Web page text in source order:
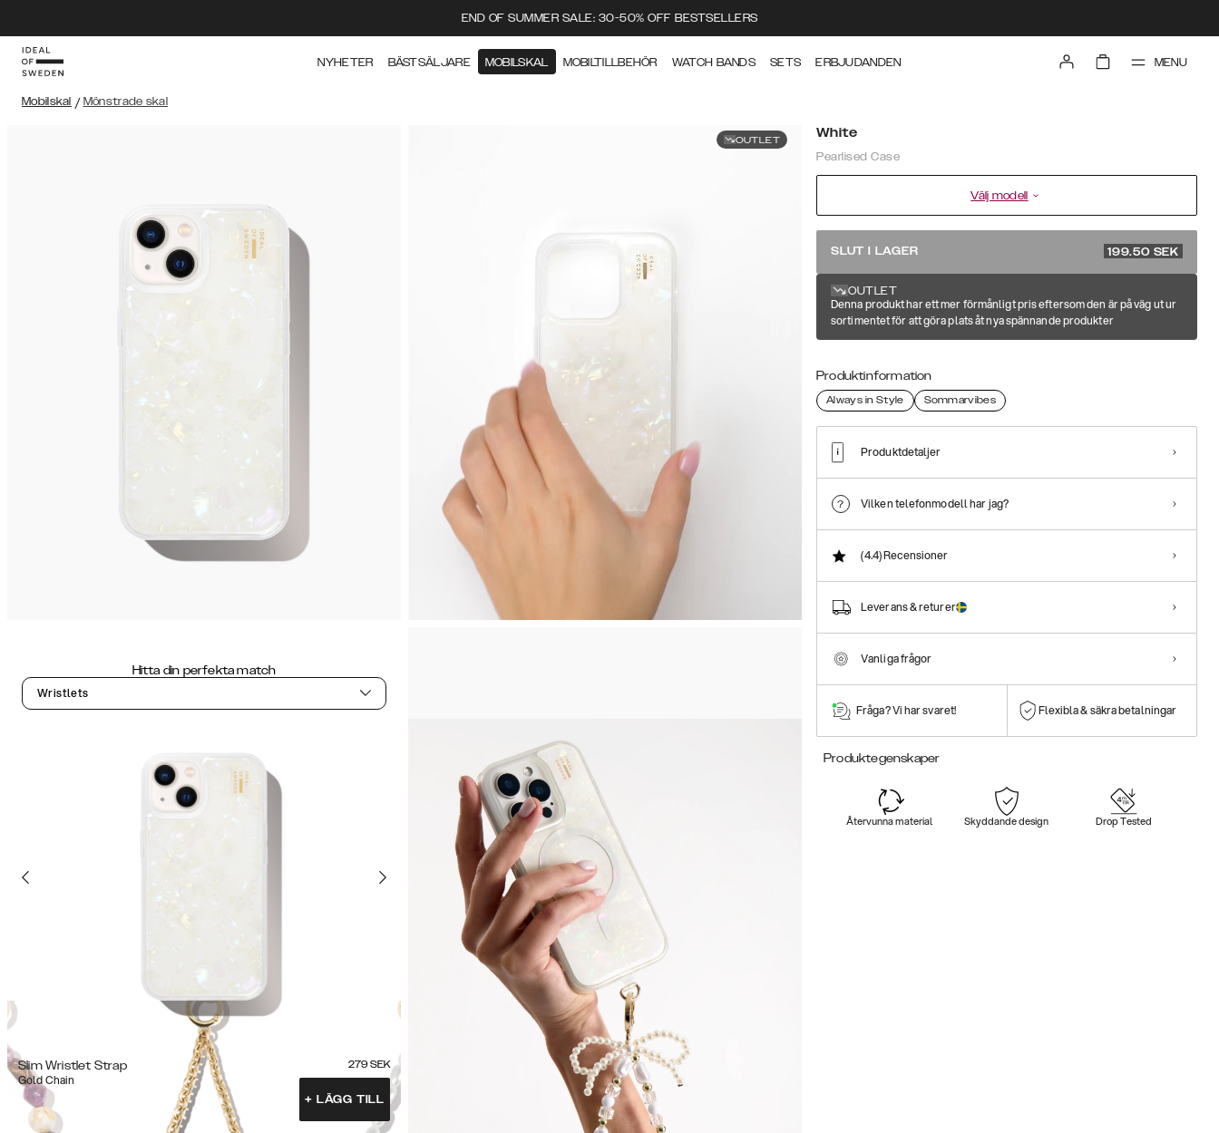
END OF SUMMER SALE: 30-50% OFF BESTSELLERS
NYHETER BÄSTSÄLJARE MOBILSKAL MOBILTILLBEHÖR WATCH BANDS SETS ERBJUDANDEN MENU
Mobilskal / Mönstrade skal
OUTLET
Hitta din perfekta match
Wristlets
Slim Wristlet Strap
Gold Chain
279 SEK
+ LÄGG TILL
White
Pearlised Case
Välj modell
SLUT I LAGER 199.50 SEK
OUTLET
Denna produkt har ett mer förmånligt pris eftersom den är på väg ut ur
sortimentet för att göra plats åt nya spännande produkter
Produktinformation
Always in Style Sommarvibes
Produktdetaljer
Vilken telefonmodell har jag?
(4.4)Recensioner
Leverans & returer
Vanliga frågor
Fråga? Vi har svaret! Flexibla & säkra betalningar
Produktegenskaper
Återvunna material Skyddande design Drop Tested